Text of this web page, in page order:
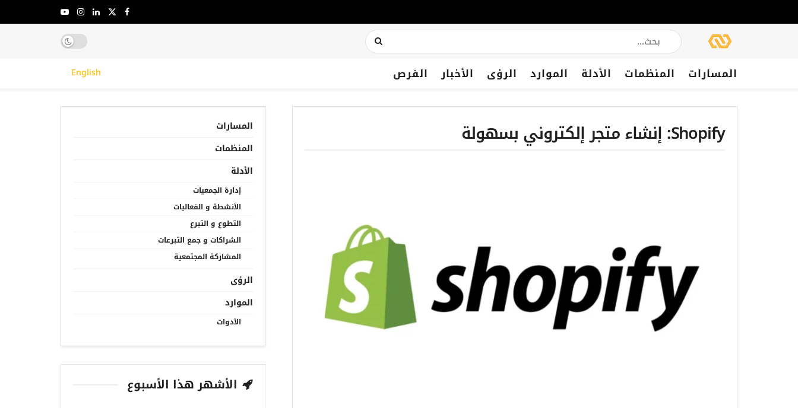
المسارات المنظمات الأدلة الموارد الرؤى الأخبار الفرص English
Shopify: إنشاء متجر إلكتروني بسهولة
المسارات
المنظمات
الأدلة
إدارة الجمعيات
الأنشطة و الفعاليات
التطوع و التبرع
الشراكات و جمع التبرعات
المشاركة المجتمعية
الرؤى
الموارد
الأدوات
الأشهر هذا الأسبوع